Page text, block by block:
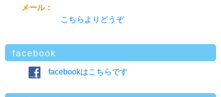
メール：
こちらよりどうぞ
facebook
facebookはこちらです